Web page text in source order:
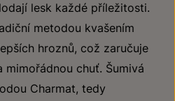
lesk každé příležitosti.
metodou kvašením
hroznů, což zaručuje
chuť. Šumivá
Charmat, tedy